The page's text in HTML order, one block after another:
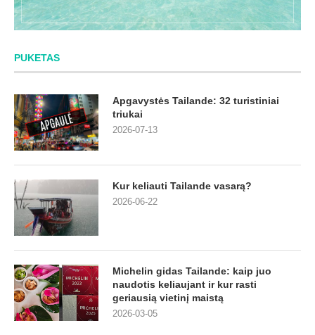
PUKETAS
Apgavystės Tailande: 32 turistiniai
triukai
2026-07-13
Kur keliauti Tailande vasarą?
2026-06-22
Michelin gidas Tailande: kaip juo
naudotis keliaujant ir kur rasti
geriausią vietinį maistą
2026-03-05